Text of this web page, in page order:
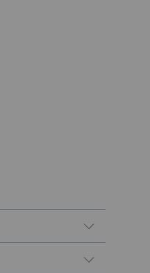
Collapse
Collapse